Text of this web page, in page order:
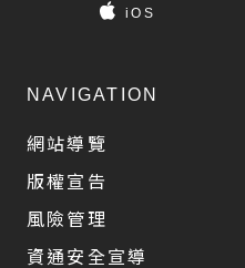
iOS
NAVIGATION
網站導覽
版權宣告
風險管理
資通安全宣導